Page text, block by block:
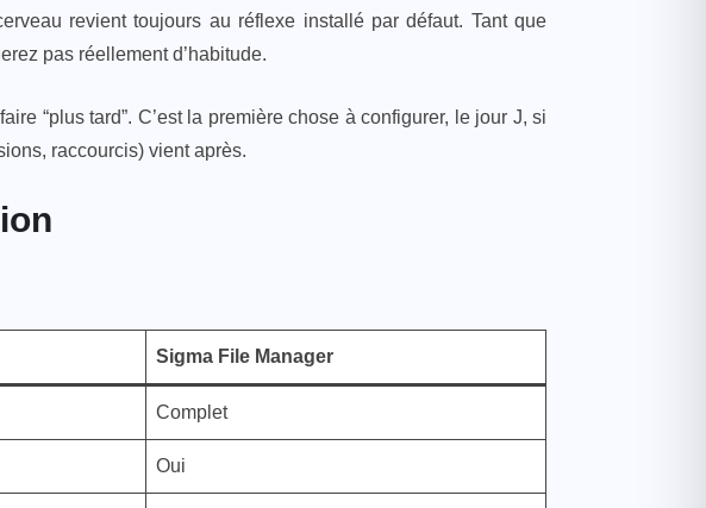
revient toujours au réflexe installé par défaut. Tant que
pas réellement d’habitude.
“plus tard”. C’est la première chose à configurer, le jour J, si
raccourcis) vient après.
Sigma File Manager
Complet
Oui